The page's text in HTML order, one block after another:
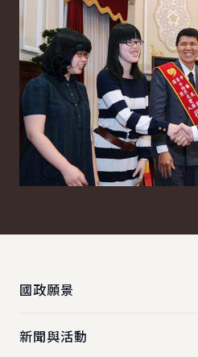
國政願景
新聞與活動